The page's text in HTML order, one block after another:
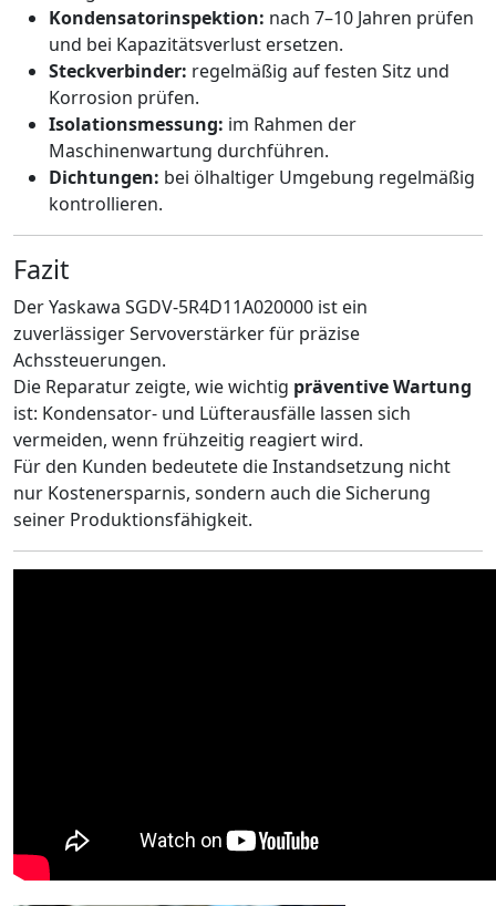
Kondensatorinspektion: nach 7–10 Jahren prüfen
und bei Kapazitätsverlust ersetzen.
Steckverbinder: regelmäßig auf festen Sitz und
Korrosion prüfen.
Isolationsmessung: im Rahmen der
Maschinenwartung durchführen.
Dichtungen: bei ölhaltiger Umgebung regelmäßig
kontrollieren.
Fazit
Der Yaskawa SGDV-5R4D11A020000 ist ein
zuverlässiger Servoverstärker für präzise
Achssteuerungen.
Die Reparatur zeigte, wie wichtig präventive Wartung
ist: Kondensator- und Lüfterausfälle lassen sich
vermeiden, wenn frühzeitig reagiert wird.
Für den Kunden bedeutete die Instandsetzung nicht
nur Kostenersparnis, sondern auch die Sicherung
seiner Produktionsfähigkeit.